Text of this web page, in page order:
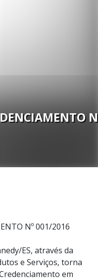
Nº 001/2016
ES, através da
e Serviços, torna
em